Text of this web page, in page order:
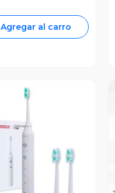
Agregar al carro
Vista Previa